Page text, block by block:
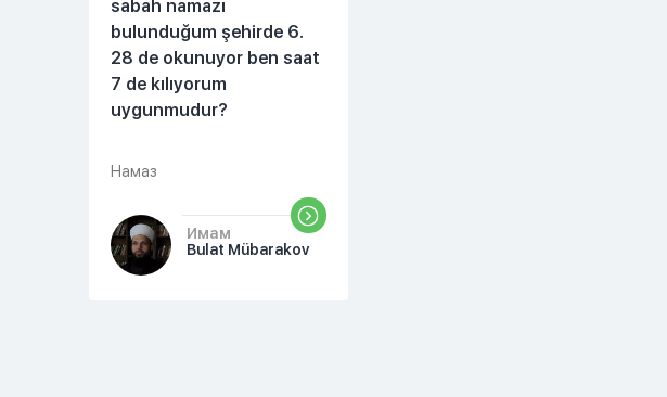
sabah namazı
bulunduğum şehirde 6.
28 de okunuyor ben saat
7 de kılıyorum
uygunmudur?
Намаз
Имам
Bulat Mübarakov